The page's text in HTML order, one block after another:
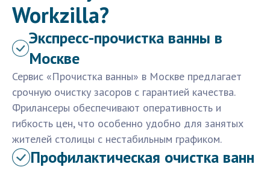
Workzilla?
Экспресс-прочистка ванны в
Москве
Сервис «Прочистка ванны» в Москве предлагает
срочную очистку засоров с гарантией качества.
Фрилансеры обеспечивают оперативность и
гибкость цен, что особенно удобно для занятых
жителей столицы с нестабильным графиком.
Профилактическая очистка ванн